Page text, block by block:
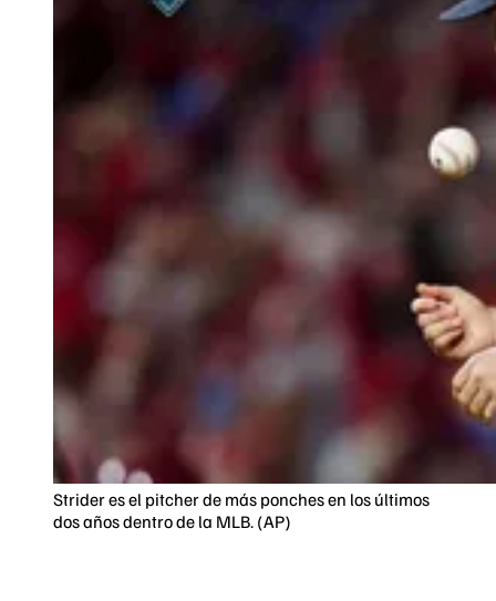
Strider es el pitcher de más ponches en los últimos
dos años dentro de la MLB. (AP)